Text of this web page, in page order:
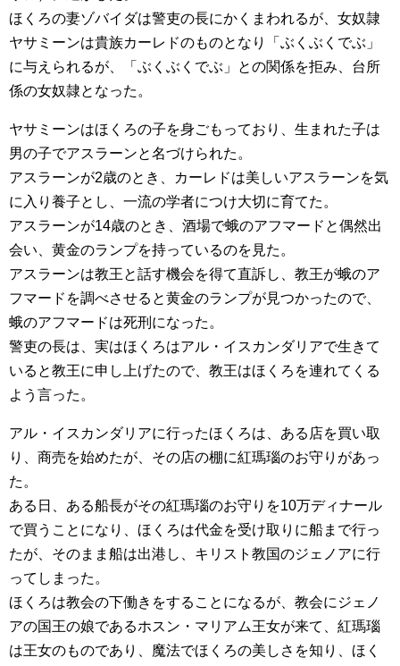
ほくろの妻ゾバイダは警吏の長にかくまわれるが、女奴隷
ヤサミーンは貴族カーレドのものとなり「ぶくぶくでぶ」
に与えられるが、「ぶくぶくでぶ」との関係を拒み、台所
係の女奴隷となった。
ヤサミーンはほくろの子を身ごもっており、生まれた子は
男の子でアスラーンと名づけられた。
アスラーンが2歳のとき、カーレドは美しいアスラーンを気
に入り養子とし、一流の学者につけ大切に育てた。
アスラーンが14歳のとき、酒場で蛾のアフマードと偶然出
会い、黄金のランプを持っているのを見た。
アスラーンは教王と話す機会を得て直訴し、教王が蛾のア
フマードを調べさせると黄金のランプが見つかったので、
蛾のアフマードは死刑になった。
警吏の長は、実はほくろはアル・イスカンダリアで生きて
いると教王に申し上げたので、教王はほくろを連れてくる
よう言った。
アル・イスカンダリアに行ったほくろは、ある店を買い取
り、商売を始めたが、その店の棚に紅瑪瑙のお守りがあっ
た。
ある日、ある船長がその紅瑪瑙のお守りを10万ディナール
で買うことになり、ほくろは代金を受け取りに船まで行っ
たが、そのまま船は出港し、キリスト教国のジェノアに行
ってしまった。
ほくろは教会の下働きをすることになるが、教会にジェノ
アの国王の娘であるホスン・マリアム王女が来て、紅瑪瑙
は王女のものであり、魔法でほくろの美しさを知り、ほく